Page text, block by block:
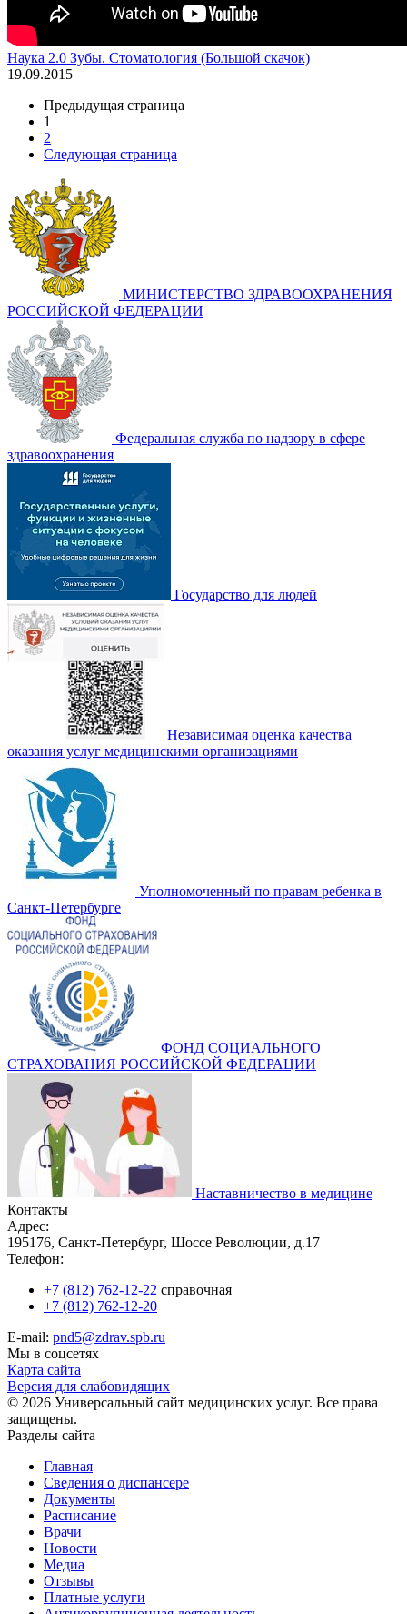
Наука 2.0 Зубы. Стоматология (Большой скачок)
19.09.2015
Предыдущая страница
1
2
Следующая страница
МИНИСТЕРСТВО ЗДРАВООХРАНЕНИЯ
РОССИЙСКОЙ ФЕДЕРАЦИИ
Федеральная служба по надзору в сфере
здравоохранения
Государство для людей
Независимая оценка качества
оказания услуг медицинскими организациями
Уполномоченный по правам ребенка в
Санкт-Петербурге
ФОНД СОЦИАЛЬНОГО
СТРАХОВАНИЯ РОССИЙСКОЙ ФЕДЕРАЦИИ
Наставничество в медицине
Контакты
Адрес:
195176, Санкт-Петербург, Шоссе Революции, д.17
Телефон:
+7 (812) 762-12-22 справочная
+7 (812) 762-12-20
E-mail: pnd5@zdrav.spb.ru
Мы в соцсетях
Карта сайта
Версия для слабовидящих
© 2026 Универсальный сайт медицинских услуг. Все права
защищены.
Разделы сайта
Главная
Сведения о диспансере
Документы
Расписание
Врачи
Новости
Медиа
Отзывы
Платные услуги